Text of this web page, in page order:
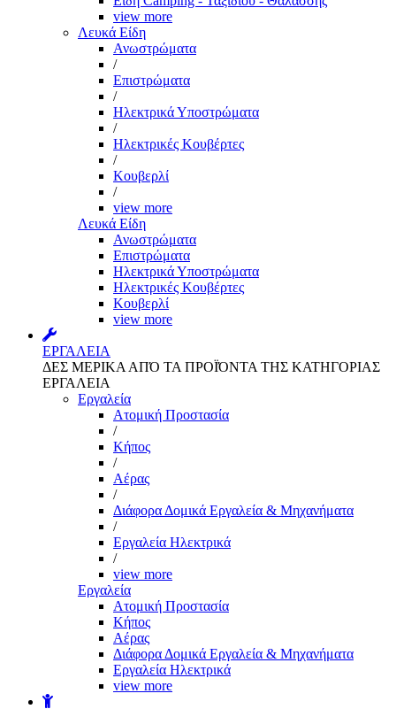
view more
Λευκά Είδη
Ανωστρώματα
/
Επιστρώματα
/
Ηλεκτρικά Υποστρώματα
/
Ηλεκτρικές Κουβέρτες
/
Κουβερλί
/
view more
Λευκά Είδη
Ανωστρώματα
Επιστρώματα
Ηλεκτρικά Υποστρώματα
Ηλεκτρικές Κουβέρτες
Κουβερλί
view more
ΕΡΓΑΛΕΙΑ
ΔΕΣ ΜΕΡΙΚΑ ΑΠΌ ΤΑ ΠΡΟΪΌΝΤΑ ΤΗΣ ΚΑΤΗΓΟΡΙΑΣ
ΕΡΓΑΛΕΙΑ
Εργαλεία
Aτομική Προστασία
/
Kήπος
/
Αέρας
/
Διάφορα Δομικά Εργαλεία & Μηχανήματα
/
Εργαλεία Ηλεκτρικά
/
view more
Εργαλεία
Aτομική Προστασία
Kήπος
Αέρας
Διάφορα Δομικά Εργαλεία & Μηχανήματα
Εργαλεία Ηλεκτρικά
view more